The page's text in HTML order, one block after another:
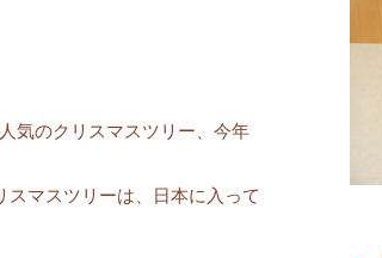
気のクリスマスツリー、今年
マスツリーは、日本に入って